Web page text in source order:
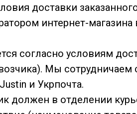
доставки
интернет-
согласно условиям
Мы сотрудничаем
и Укрпочта.
должен в отделении